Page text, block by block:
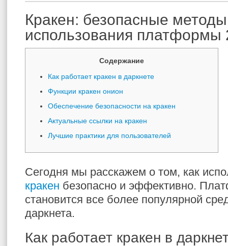
Кракен: безопасные методы
использования платформы
Содержание
Как работает кракен в даркнете
Функции кракен онион
Обеспечение безопасности на кракен
Актуальные ссылки на кракен
Лучшие практики для пользователей
Сегодня мы расскажем о том, как
кракен безопасно и эффективно.
становится все более популярной
даркнета.
Как работает кракен в